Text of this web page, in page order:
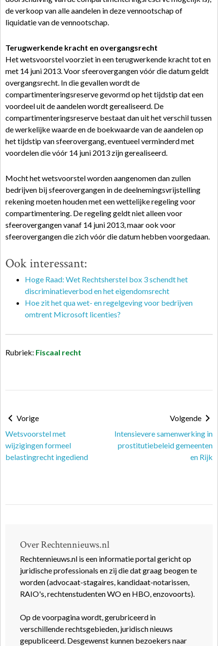
de verkoop van alle aandelen in deze vennootschap of
liquidatie van de vennootschap.
Terugwerkende kracht en overgangsrecht
Het wetsvoorstel voorziet in een terugwerkende kracht tot en
met 14 juni 2013. Voor sfeerovergangen vóór die datum geldt
overgangsrecht. In die gevallen wordt de
compartimenteringsreserve gevormd op het tijdstip dat een
voordeel uit de aandelen wordt gerealiseerd. De
compartimenteringsreserve bestaat dan uit het verschil tussen
de werkelijke waarde en de boekwaarde van de aandelen op
het tijdstip van sfeerovergang, eventueel verminderd met
voordelen die vóór 14 juni 2013 zijn gerealiseerd.
Mocht het wetsvoorstel worden aangenomen dan zullen
bedrijven bij sfeerovergangen in de deelnemingsvrijstelling
rekening moeten houden met een wettelijke regeling voor
compartimentering. De regeling geldt niet alleen voor
sfeerovergangen vanaf 14 juni 2013, maar ook voor
sfeerovergangen die zich vóór die datum hebben voorgedaan.
Ook interessant:
Hoge Raad: Wet Rechtsherstel box 3 schendt het
discriminatieverbod en het eigendomsrecht
Hoe zit het qua wet- en regelgeving voor bedrijven
omtrent Microsoft licenties?
Rubriek: Fiscaal recht
Vorige
Wetsvoorstel met
wijzigingen formeel
belastingrecht ingediend
Volgende
Intensievere samenwerking in
prostitutiebeleid gemeenten
en Rijk
Over Rechtennieuws.nl
Rechtennieuws.nl is een informatie portal gericht op
juridische professionals en zij die dat graag beogen te
worden (advocaat-stagaires, kandidaat-notarissen,
RAIO's, rechtenstudenten WO en HBO, enzovoorts).
Op de voorpagina wordt, gerubriceerd in
verschillende rechtsgebieden, juridisch nieuws
gepubliceerd. Desgewenst kunnen bezoekers naar